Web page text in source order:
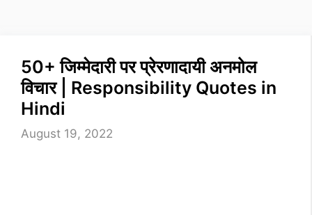
50+ जिम्मेदारी पर प्रेरणादायी अनमोल
विचार | Responsibility Quotes in
Hindi
August 19, 2022